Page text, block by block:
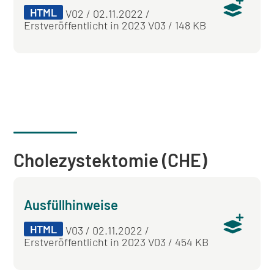
HTML
V02 / 02.11.2022 /
Erstveröffentlicht in 2023 V03 / 148 KB
Cholezystektomie (CHE)
Ausfüllhinweise
HTML
V03 / 02.11.2022 /
Erstveröffentlicht in 2023 V03 / 454 KB